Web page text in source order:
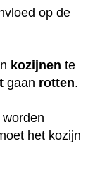
op de
kozijnen te
gaan rotten.
het kozijn